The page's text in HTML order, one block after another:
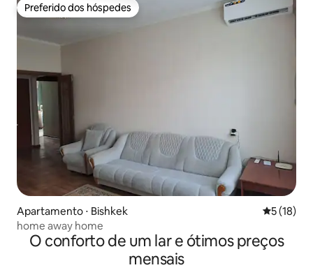
Preferido dos hóspedes
Preferido dos hóspedes
Apartamento ⋅ Bishkek 5 de uma
5 (18)
home away home
O conforto de um lar e ótimos preços
mensais